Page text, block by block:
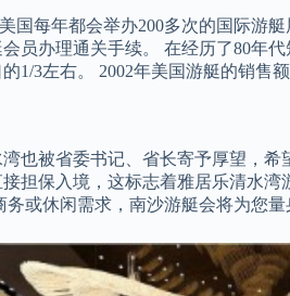
每年都会举办200多次的国际游
员办理通关手续。 在经历了80年
3左右。 2002年美国游艇的销售
也被省委书记、省长寄予厚望，
担保入境，这标志着雅居乐清水
或休闲需求，南沙游艇会将为您量